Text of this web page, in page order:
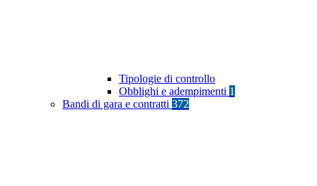
Tipologie di controllo
Obblighi e adempimenti 1
Bandi di gara e contratti 372